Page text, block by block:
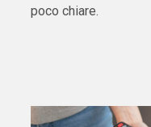
poco chiare.